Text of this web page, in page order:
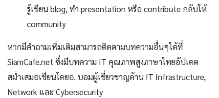
รู้เขียน blog, ทำ presentation หรือ contribute กลับให้
community
หากมีคำถามเพิ่มเติมสามารถติดตามบทความอื่นๆได้ที่
SiamCafe.net ซึ่งมีบทความ IT คุณภาพสูงภาษาไทยอัปเดต
สม่ำเสมอเขียนโดยอ. บอมผู้เชี่ยวชาญด้าน IT Infrastructure,
Network และ Cybersecurity